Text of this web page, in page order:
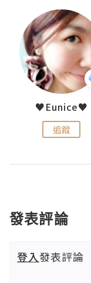
♥Eunice♥
追蹤
發表評論
登入發表評論